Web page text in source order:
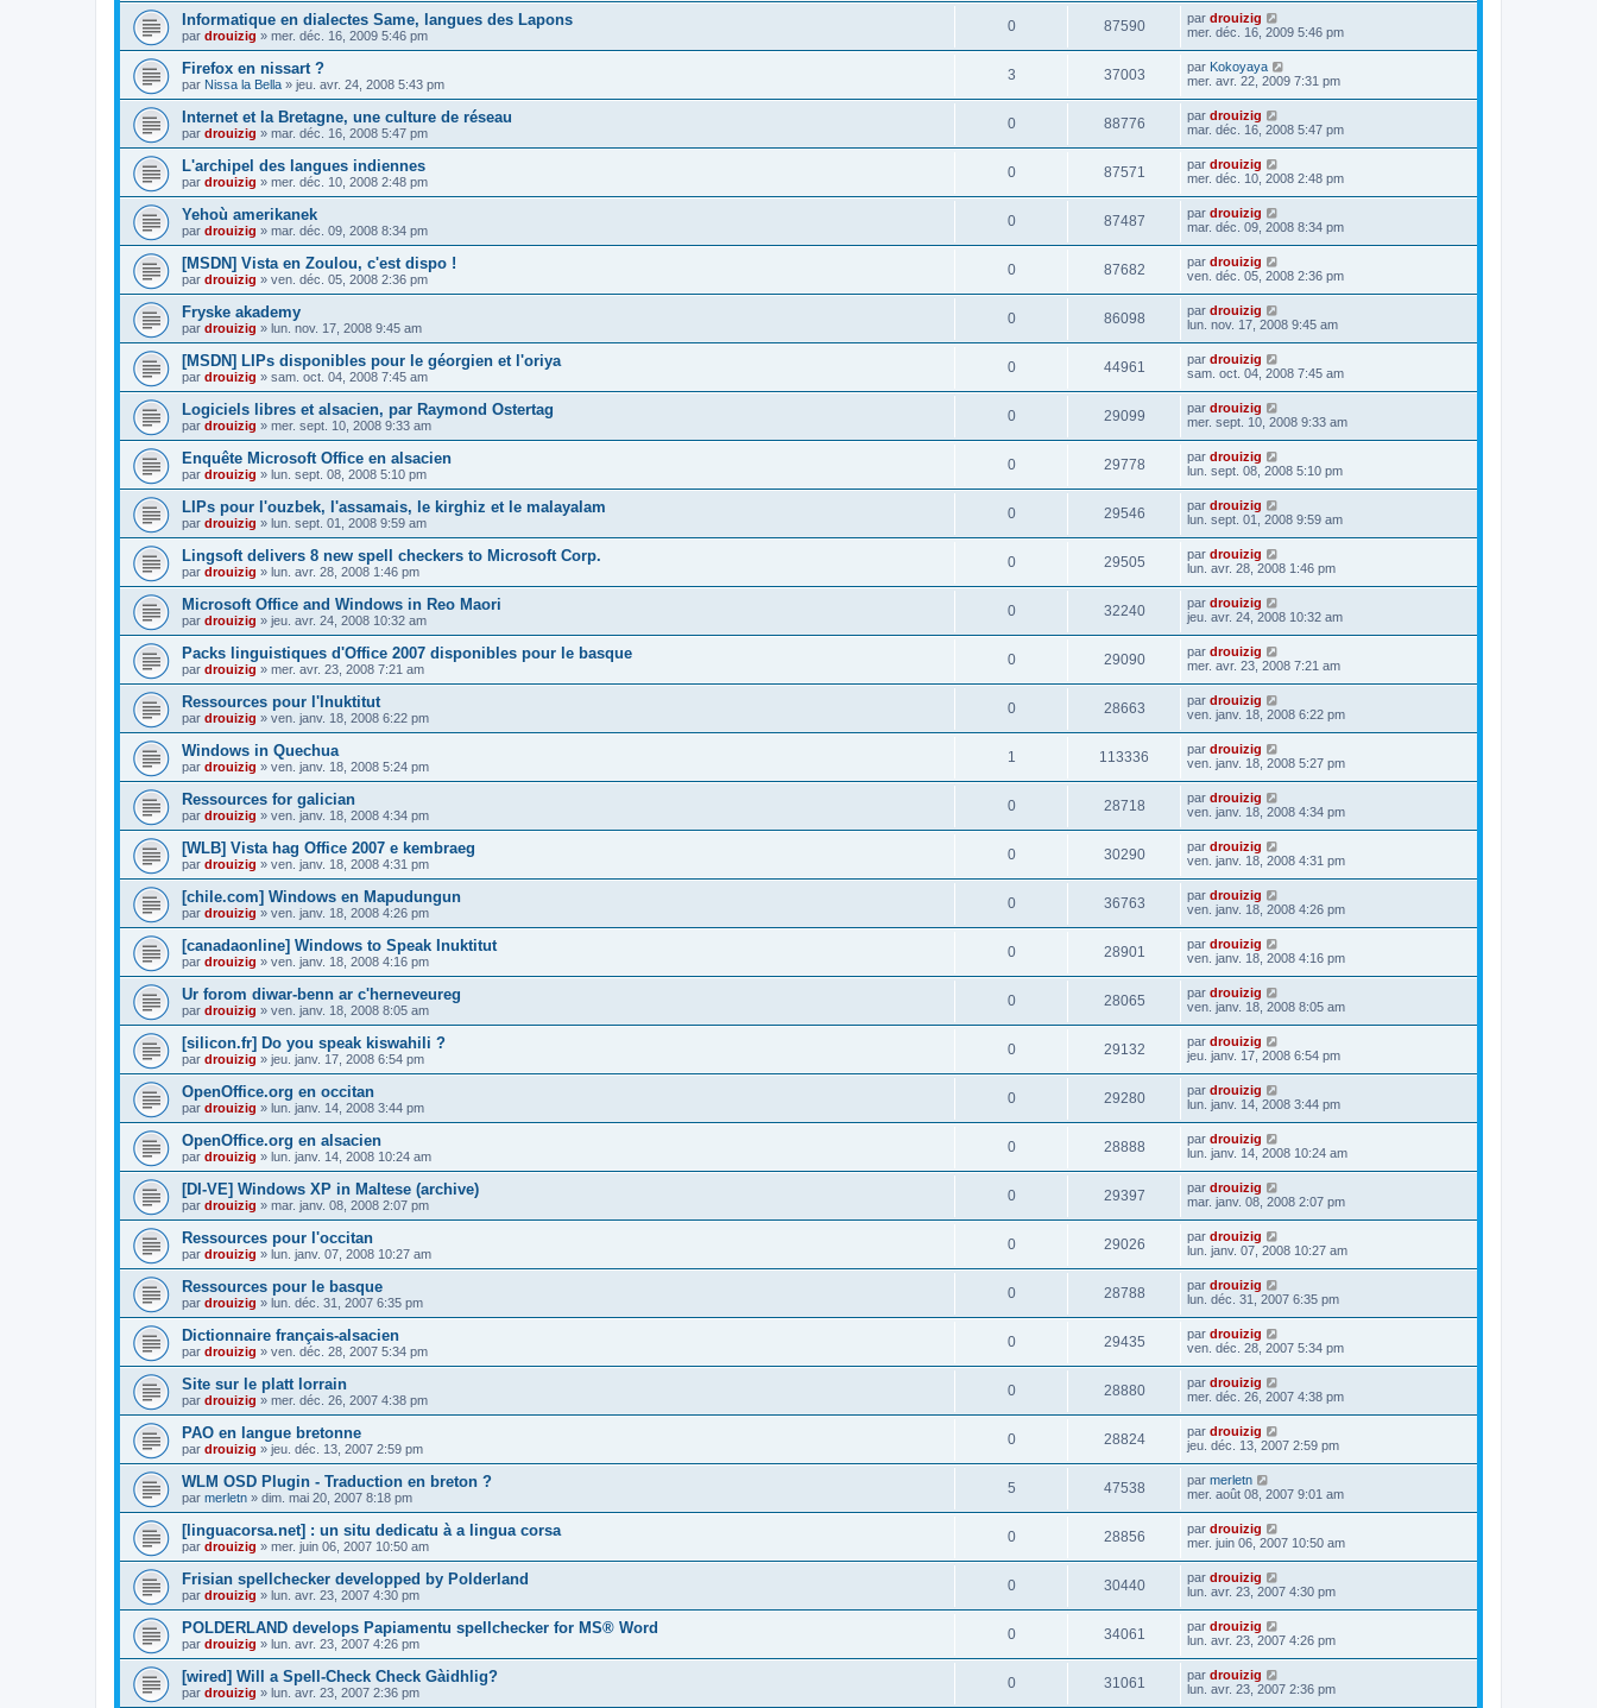
Informatique en dialectes Same, langues des Lapons
par drouizig » mer. déc. 16, 2009 5:46 pm
0 87590 par drouizig
mer. déc. 16, 2009 5:46 pm
Firefox en nissart ?
par Nissa la Bella » jeu. avr. 24, 2008 5:43 pm
3 37003 par Kokoyaya
mer. avr. 22, 2009 7:31 pm
Internet et la Bretagne, une culture de réseau
par drouizig » mar. déc. 16, 2008 5:47 pm
0 88776 par drouizig
mar. déc. 16, 2008 5:47 pm
L'archipel des langues indiennes
par drouizig » mer. déc. 10, 2008 2:48 pm
0 87571 par drouizig
mer. déc. 10, 2008 2:48 pm
Yehoù amerikanek
par drouizig » mar. déc. 09, 2008 8:34 pm
0 87487 par drouizig
mar. déc. 09, 2008 8:34 pm
[MSDN] Vista en Zoulou, c'est dispo !
par drouizig » ven. déc. 05, 2008 2:36 pm
0 87682 par drouizig
ven. déc. 05, 2008 2:36 pm
Fryske akademy
par drouizig » lun. nov. 17, 2008 9:45 am
0 86098 par drouizig
lun. nov. 17, 2008 9:45 am
[MSDN] LIPs disponibles pour le géorgien et l'oriya
par drouizig » sam. oct. 04, 2008 7:45 am
0 44961 par drouizig
sam. oct. 04, 2008 7:45 am
Logiciels libres et alsacien, par Raymond Ostertag
par drouizig » mer. sept. 10, 2008 9:33 am
0 29099 par drouizig
mer. sept. 10, 2008 9:33 am
Enquête Microsoft Office en alsacien
par drouizig » lun. sept. 08, 2008 5:10 pm
0 29778 par drouizig
lun. sept. 08, 2008 5:10 pm
LIPs pour l'ouzbek, l'assamais, le kirghiz et le malayalam
par drouizig » lun. sept. 01, 2008 9:59 am
0 29546 par drouizig
lun. sept. 01, 2008 9:59 am
Lingsoft delivers 8 new spell checkers to Microsoft Corp.
par drouizig » lun. avr. 28, 2008 1:46 pm
0 29505 par drouizig
lun. avr. 28, 2008 1:46 pm
Microsoft Office and Windows in Reo Maori
par drouizig » jeu. avr. 24, 2008 10:32 am
0 32240 par drouizig
jeu. avr. 24, 2008 10:32 am
Packs linguistiques d'Office 2007 disponibles pour le basque
par drouizig » mer. avr. 23, 2008 7:21 am
0 29090 par drouizig
mer. avr. 23, 2008 7:21 am
Ressources pour l'Inuktitut
par drouizig » ven. janv. 18, 2008 6:22 pm
0 28663 par drouizig
ven. janv. 18, 2008 6:22 pm
Windows in Quechua
par drouizig » ven. janv. 18, 2008 5:24 pm
1 113336 par drouizig
ven. janv. 18, 2008 5:27 pm
Ressources for galician
par drouizig » ven. janv. 18, 2008 4:34 pm
0 28718 par drouizig
ven. janv. 18, 2008 4:34 pm
[WLB] Vista hag Office 2007 e kembraeg
par drouizig » ven. janv. 18, 2008 4:31 pm
0 30290 par drouizig
ven. janv. 18, 2008 4:31 pm
[chile.com] Windows en Mapudungun
par drouizig » ven. janv. 18, 2008 4:26 pm
0 36763 par drouizig
ven. janv. 18, 2008 4:26 pm
[canadaonline] Windows to Speak Inuktitut
par drouizig » ven. janv. 18, 2008 4:16 pm
0 28901 par drouizig
ven. janv. 18, 2008 4:16 pm
Ur forom diwar-benn ar c'herneveureg
par drouizig » ven. janv. 18, 2008 8:05 am
0 28065 par drouizig
ven. janv. 18, 2008 8:05 am
[silicon.fr] Do you speak kiswahili ?
par drouizig » jeu. janv. 17, 2008 6:54 pm
0 29132 par drouizig
jeu. janv. 17, 2008 6:54 pm
OpenOffice.org en occitan
par drouizig » lun. janv. 14, 2008 3:44 pm
0 29280 par drouizig
lun. janv. 14, 2008 3:44 pm
OpenOffice.org en alsacien
par drouizig » lun. janv. 14, 2008 10:24 am
0 28888 par drouizig
lun. janv. 14, 2008 10:24 am
[DI-VE] Windows XP in Maltese (archive)
par drouizig » mar. janv. 08, 2008 2:07 pm
0 29397 par drouizig
mar. janv. 08, 2008 2:07 pm
Ressources pour l'occitan
par drouizig » lun. janv. 07, 2008 10:27 am
0 29026 par drouizig
lun. janv. 07, 2008 10:27 am
Ressources pour le basque
par drouizig » lun. déc. 31, 2007 6:35 pm
0 28788 par drouizig
lun. déc. 31, 2007 6:35 pm
Dictionnaire français-alsacien
par drouizig » ven. déc. 28, 2007 5:34 pm
0 29435 par drouizig
ven. déc. 28, 2007 5:34 pm
Site sur le platt lorrain
par drouizig » mer. déc. 26, 2007 4:38 pm
0 28880 par drouizig
mer. déc. 26, 2007 4:38 pm
PAO en langue bretonne
par drouizig » jeu. déc. 13, 2007 2:59 pm
0 28824 par drouizig
jeu. déc. 13, 2007 2:59 pm
WLM OSD Plugin - Traduction en breton ?
par merletn » dim. mai 20, 2007 8:18 pm
5 47538 par merletn
mer. août 08, 2007 9:01 am
[linguacorsa.net] : un situ dedicatu à a lingua corsa
par drouizig » mer. juin 06, 2007 10:50 am
0 28856 par drouizig
mer. juin 06, 2007 10:50 am
Frisian spellchecker developped by Polderland
par drouizig » lun. avr. 23, 2007 4:30 pm
0 30440 par drouizig
lun. avr. 23, 2007 4:30 pm
POLDERLAND develops Papiamentu spellchecker for MS® Word
par drouizig » lun. avr. 23, 2007 4:26 pm
0 34061 par drouizig
lun. avr. 23, 2007 4:26 pm
[wired] Will a Spell-Check Check Gàidhlig?
par drouizig » lun. avr. 23, 2007 2:36 pm
0 31061 par drouizig
lun. avr. 23, 2007 2:36 pm